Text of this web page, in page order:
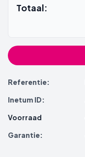
Totaal:
Referentie:
Inetum ID:
Voorraad
Garantie: